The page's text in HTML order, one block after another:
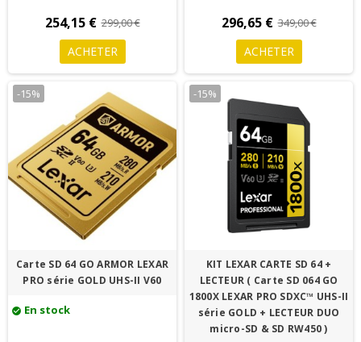
254,15 € 299,00 €
ACHETER
296,65 € 349,00 €
ACHETER
-15%
Carte SD 64 GO ARMOR LEXAR
PRO série GOLD UHS-II V60
check_circle En stock
-15%
KIT LEXAR CARTE SD 64 +
LECTEUR ( Carte SD 064 GO
1800X LEXAR PRO SDXC™ UHS-II
série GOLD + LECTEUR DUO
micro-SD & SD RW450 )